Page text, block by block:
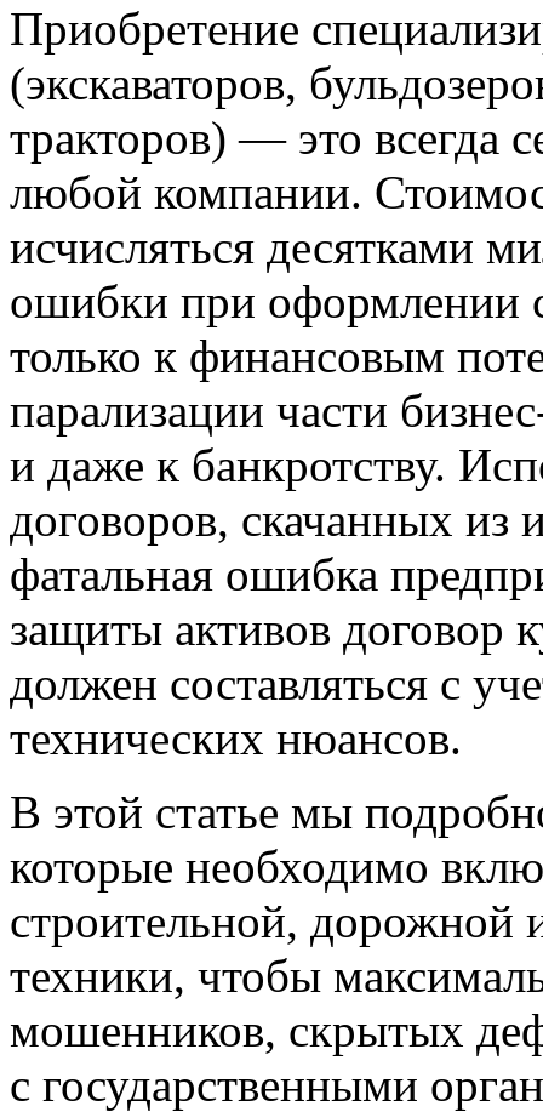
Приобретение
(экскаваторов,
тракторов) — это всегда
любой компании.
исчисляться десятками
ошибки при оформлении
только к финансовым
парализации части
и даже к банкротству.
договоров, скачанных из
фатальная ошибка
защиты активов договор
должен составляться с
технических нюансов.
В этой статье мы
которые необходимо
строительной, дорожной
техники, чтобы
мошенников, скрытых
с государственными